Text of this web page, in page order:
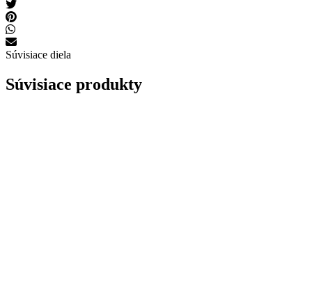
Súvisiace diela
Súvisiace produkty